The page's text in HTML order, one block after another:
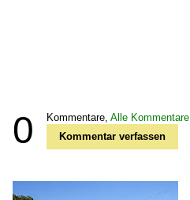
0 Kommentare, Alle Kommentare
Kommentar verfassen